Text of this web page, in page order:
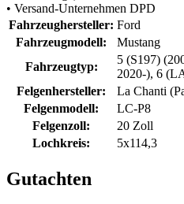
• Versand-Unternehmen DPD
Fahrzeughersteller: Ford
Fahrzeugmodell:
Mustang
Fahrzeugtyp:
5 (S197)
2020-), 6
Felgenhersteller:
La Chanti
Felgenmodell:
LC-P8
Felgenzoll:
20 Zoll
Lochkreis:
5x114,3
Gutachten